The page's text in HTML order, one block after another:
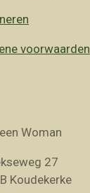
voorwaarden
Woman
27
Koudekerke